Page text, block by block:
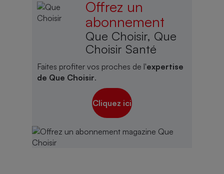
Offrez un
abonnement
Que Choisir, Que
Choisir Santé
Faites profiter vos proches de l'expertise
de Que Choisir.
Cliquez ici